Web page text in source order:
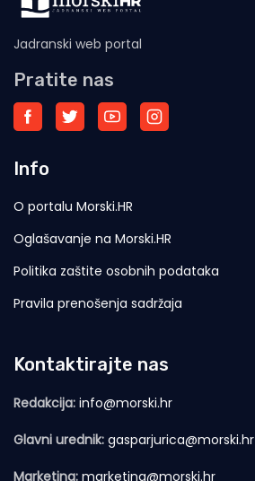
Jadranski web portal
Pratite nas
Info
O portalu Morski.HR
Oglašavanje na Morski.HR
Politika zaštite osobnih podataka
Pravila prenošenja sadržaja
Kontaktirajte nas
Redakcija: info@morski.hr
Glavni urednik: gasparjurica@morski.hr
Marketing: marketing@morski.hr